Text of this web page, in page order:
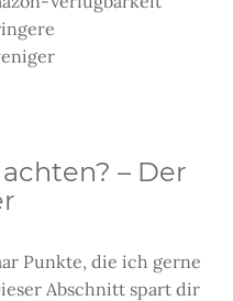
– Der
Punkte, die ich gerne
Abschnitt spart dir